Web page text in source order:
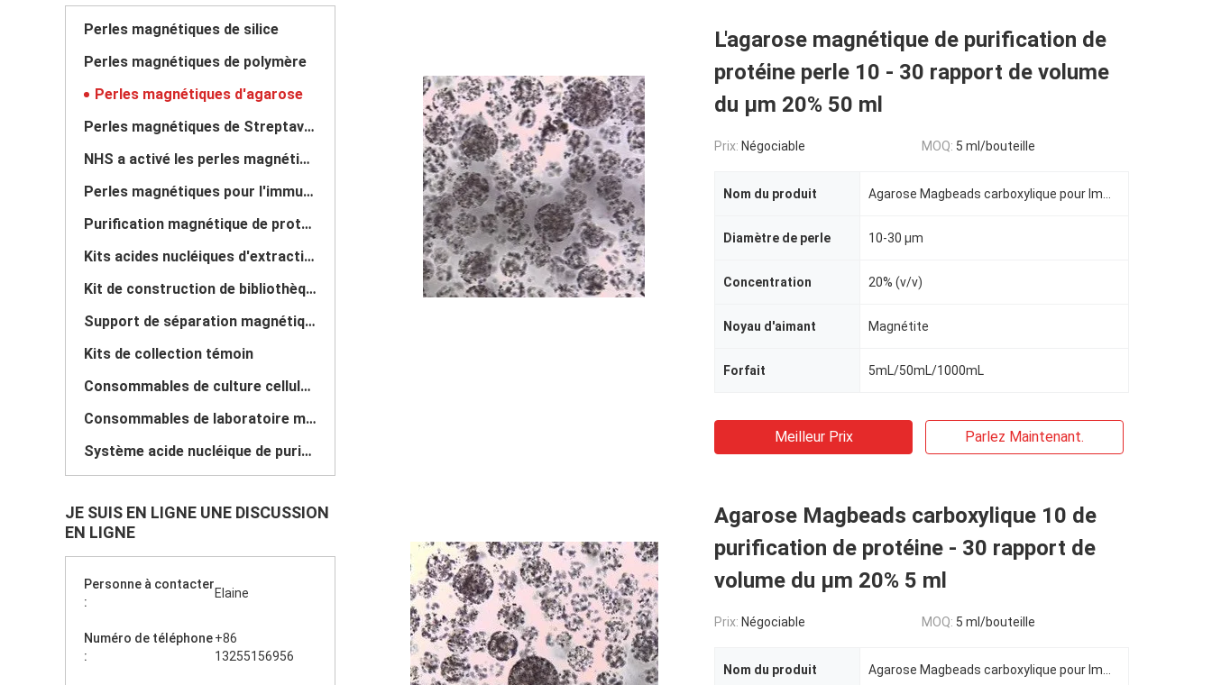
Perles magnétiques de silice
Perles magnétiques de polymère
Perles magnétiques d'agarose
Perles magnétiques de Streptavidin
NHS a activé les perles magnétiques
Perles magnétiques pour l'immunoprécipitation
Purification magnétique de protéine de perles
Kits acides nucléiques d'extraction
Kit de construction de bibliothèque d'ADN
Support de séparation magnétique
Kits de collection témoin
Consommables de culture cellulaire
Consommables de laboratoire médical
Système acide nucléique de purification
JE SUIS EN LIGNE UNE DISCUSSION
EN LIGNE
Personne à contacter
:
Elaine
Numéro de téléphone
:
+86
13255156956
L'agarose magnétique de purification de
protéine perle 10 - 30 rapport de volume
du μm 20% 50 ml
Prix: Négociable MOQ: 5 ml/bouteille
Nom du produit
Diamètre de perle 10-30 μm
Concentration 20% (v/v)
Noyau d'aimant Magnétite
Forfait 5mL/50mL/1000mL
Meilleur Prix Parlez Maintenant.
Agarose Magbeads carboxylique 10 de
purification de protéine - 30 rapport de
volume du μm 20% 5 ml
Prix: Négociable MOQ: 5 ml/bouteille
Nom du produit